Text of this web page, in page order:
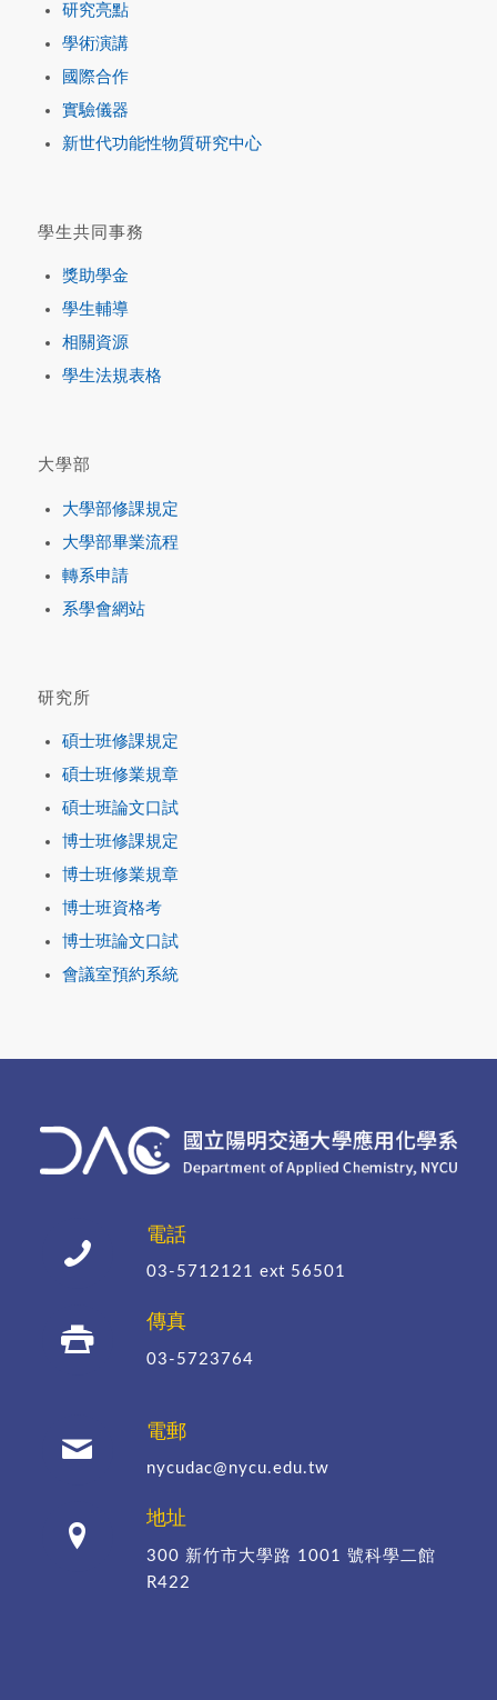
研究亮點
學術演講
國際合作
實驗儀器
新世代功能性物質研究中心
學生共同事務
獎助學金
學生輔導
相關資源
學生法規表格
大學部
大學部修課規定
大學部畢業流程
轉系申請
系學會網站
研究所
碩士班修課規定
碩士班修業規章
碩士班論文口試
博士班修課規定
博士班修業規章
博士班資格考
博士班論文口試
會議室預約系統
電話
03-5712121 ext 56501
傳真
03-5723764
電郵
nycudac@nycu.edu.tw
地址
300 新竹市大學路 1001 號科學二館
R422